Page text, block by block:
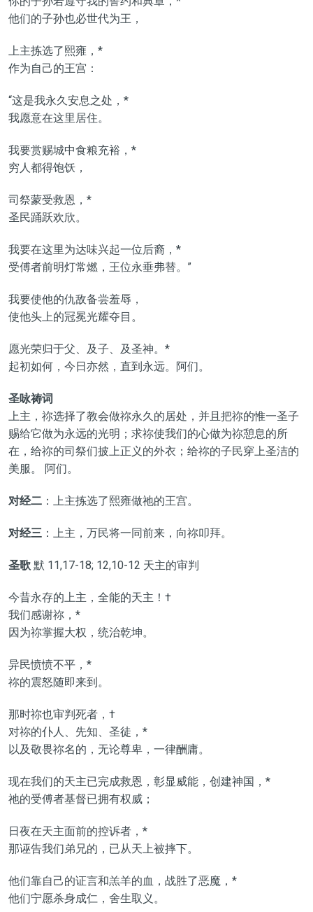
他们的子孙也必世代为王，
上主拣选了熙雍，*
作为自己的王宫：
“这是我永久安息之处，*
我愿意在这里居住。
我要赏赐城中食粮充裕，*
穷人都得饱饫，
司祭蒙受救恩，*
圣民踊跃欢欣。
我要在这里为达味兴起一位后裔，*
受傅者前明灯常燃，王位永垂弗替。”
我要使他的仇敌备尝羞辱，
使他头上的冠冕光耀夺目。
愿光荣归于父、及子、及圣神。*
起初如何，今日亦然，直到永远。阿们。
圣咏祷词
上主，祢选择了教会做祢永久的居处，并且把祢的惟一圣子
赐给它做为永远的光明；求祢使我们的心做为祢憩息的所
在，给祢的司祭们披上正义的外衣；给祢的子民穿上圣洁的
美服。 阿们。
对经二：上主拣选了熙雍做祂的王宫。
对经三 ：上主，万民将一同前来，向祢叩拜。
圣歌默 11,17-18; 12,10-12 天主的审判
今昔永存的上主，全能的天主！†
我们感谢祢，*
因为祢掌握大权，统治乾坤。
异民愤愤不平，*
祢的震怒随即来到。
那时祢也审判死者，†
对祢的仆人、先知、圣徒，*
以及敬畏祢名的，无论尊卑，一律酬庸。
现在我们的天主已完成救恩，彰显威能，创建神国，*
祂的受傅者基督已拥有权威；
日夜在天主面前的控诉者，*
那诬告我们弟兄的，已从天上被摔下。
他们靠自己的证言和羔羊的血，战胜了恶魔，*
他们宁愿杀身成仁，舍生取义。